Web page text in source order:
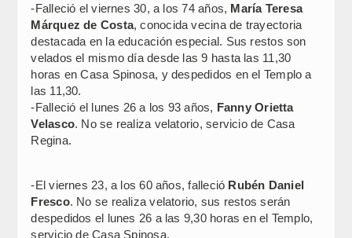
-Falleció el viernes 30, a los 74 años, María Teresa
Márquez de Costa, conocida vecina de trayectoria
destacada en la educación especial. Sus restos son
velados el mismo día desde las 9 hasta las 11,30
horas en Casa Spinosa, y despedidos en el Templo a
las 11,30.
-Falleció el lunes 26 a los 93 años, Fanny Orietta
Velasco. No se realiza velatorio, servicio de Casa
Regina.
-El viernes 23, a los 60 años, falleció Rubén Daniel
Fresco. No se realiza velatorio, sus restos serán
despedidos el lunes 26 a las 9,30 horas en el Templo,
servicio de Casa Spinosa.